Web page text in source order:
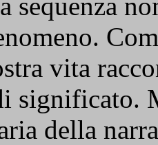
vita
significato.
della